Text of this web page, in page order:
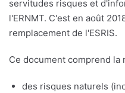
servitudes risques et
l'ERNMT. C'est en août
remplacement de l'ESRIS.
Ce document comprend la
des risques naturels